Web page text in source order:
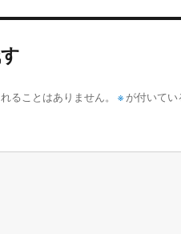
ることはありません。 ※ が付いて